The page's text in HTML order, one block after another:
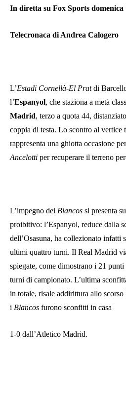
In diretta su Fox Sports domenica
Telecronaca di Andrea Calogero
L’Estadi Cornellà-El Pratdi
l’Espanyol, che staziona a metà
Madrid, terzo a quota 44,
coppia di testa. Lo scontro al vertice
rappresenta una ghiotta occasione
Ancelotti per recuperare il terreno
L’impegno dei Blancos si presenta
proibitivo: l’Espanyol, reduce dalla
dell’Osasuna, ha collezionato infatti
ultimi quattro turni. Il Real Madrid
spiegate, come dimostrano i 21
turni di campionato. L’ultima
in totale, risale addirittura allo scorso
i Blancos furono sconfitti in casa
1-0 dall’Atletico Madrid.